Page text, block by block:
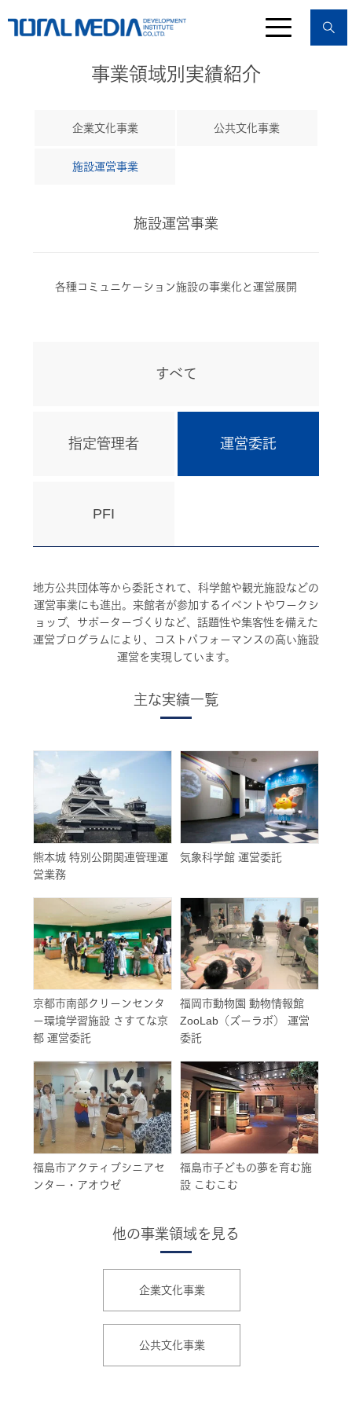
事業領域別実績紹介
企業文化事業 公共文化事業
施設運営事業
施設運営事業
各種コミュニケーション施設の事業化と運営展開
すべて
指定管理者 運営委託
PFI
地方公共団体等から委託されて、科学館や観光施設などの
運営事業にも進出。来館者が参加するイベントやワークシ
ョッブ、サポーターづくりなど、話題性や集客性を備えた
運営プログラムにより、コストパフォーマンスの高い施設
運営を実現しています。
主な実績一覧
熊本城 特別公開関連管理運
営業務
気象科学館 運営委託
京都市南部クリーンセンタ
ー環境学習施設 さすてな京
都 運営委託
福岡市動物園 動物情報館
ZooLab（ズーラボ） 運営
委託
福島市アクティブシニアセ
ンター・アオウゼ
福島市子どもの夢を育む施
設 こむこむ
他の事業領域を見る
企業文化事業
公共文化事業